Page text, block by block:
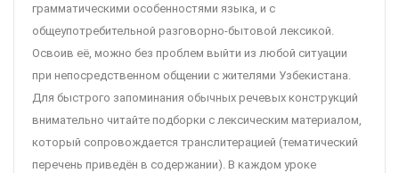
грамматическими особенностями языка, и с
общеупотребительной разговорно-бытовой лексикой.
Освоив её, можно без проблем выйти из любой ситуации
при непосредственном общении с жителями Узбекистана.
Для быстрого запоминания обычных речевых конструкций
внимательно читайте подборки с лексическим материалом,
который сопровождается транслитерацией (тематический
перечень приведён в содержании). В каждом уроке